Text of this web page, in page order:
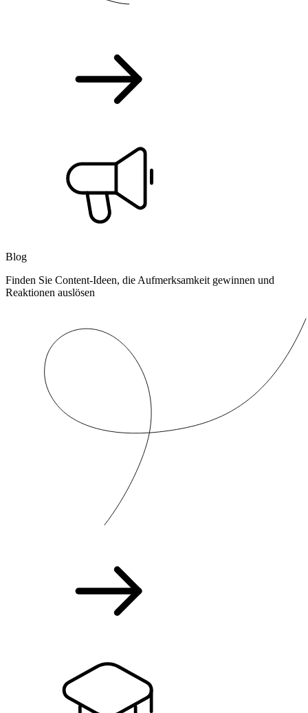
Blog
Finden Sie Content-Ideen, die Aufmerksamkeit gewinnen und
Reaktionen auslösen